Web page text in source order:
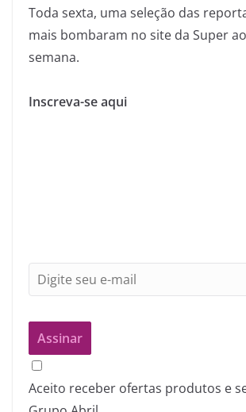
Toda sexta, uma seleção das
mais bombaram no site da Super
semana.
Inscreva-se aqui
Aceito receber ofertas produtos e